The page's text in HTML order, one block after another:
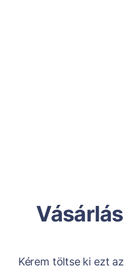
Kérem töltse ki ezt